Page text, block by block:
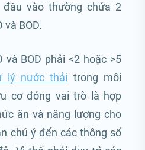
vào thường chứa 2
và BOD.
BOD phải <2 hoặc >5
lý nước thải trong môi
cơ đóng vai trò là hợp
ăn và năng lượng cho
chú ý đến các thông số